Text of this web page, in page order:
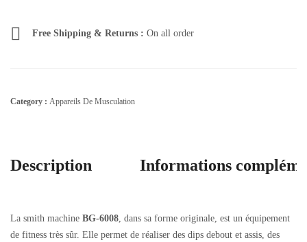
Free Shipping & Returns : On all order
Category : Appareils De Musculation
Description Informations
La smith machine BG-6008, dans sa forme originale, est un équipement
de fitness très sûr. Elle permet de réaliser des dips debout et assis, des